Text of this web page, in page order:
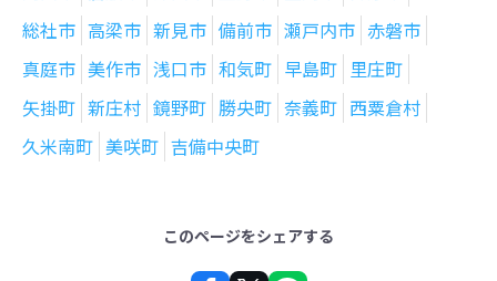
総社市 高梁市 新見市 備前市 瀬戸内市 赤磐市
真庭市 美作市 浅口市 和気町 早島町 里庄町
矢掛町 新庄村 鏡野町 勝央町 奈義町 西粟倉村
久米南町 美咲町 吉備中央町
このページをシェアする